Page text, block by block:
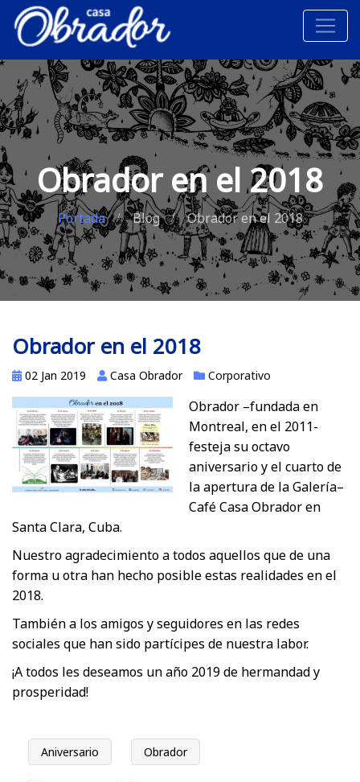
Obrador en el 2018
Portada Blog Obrador en el 2018
Obrador en el 2018
02 Jan 2019 Casa Obrador Corporativo
Obrador –fundada en
Montreal, en el 2011-
festeja su octavo
aniversario y el cuarto de
la apertura de la Galería–
Café Casa Obrador en
Santa Clara, Cuba.
Nuestro agradecimiento a todos aquellos que de una
forma u otra han hecho posible estas realidades en el
2018.
También a los amigos y seguidores en las redes
sociales que han sido partícipes de nuestra labor.
¡A todos les deseamos un año 2019 de hermandad y
prosperidad!
Aniversario Obrador